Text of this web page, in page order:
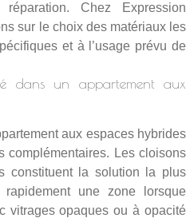
Chez Expression
sur le choix des matériaux les
et à l’usage prévu de
dans un appartement aux
aux espaces hybrides
complémentaires. Les cloisons
constituent la solution la plus
rapidement une zone lorsque
vitrages opaques ou à opacité